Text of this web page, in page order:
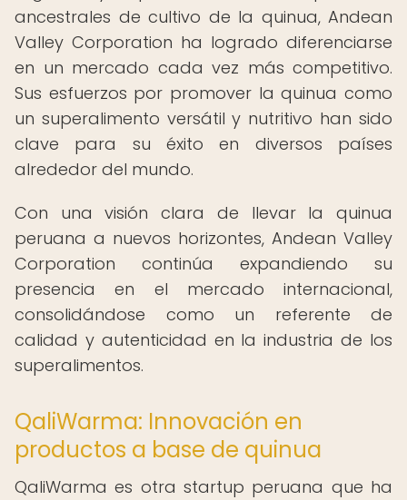
ancestrales de cultivo de la quinua, Andean
Valley Corporation ha logrado diferenciarse
en un mercado cada vez más competitivo.
Sus esfuerzos por promover la quinua como
un superalimento versátil y nutritivo han sido
clave para su éxito en diversos países
alrededor del mundo.
Con una visión clara de llevar la quinua
peruana a nuevos horizontes, Andean Valley
Corporation continúa expandiendo su
presencia en el mercado internacional,
consolidándose como un referente de
calidad y autenticidad en la industria de los
superalimentos.
QaliWarma: Innovación en
productos a base de quinua
QaliWarma es otra startup peruana que ha